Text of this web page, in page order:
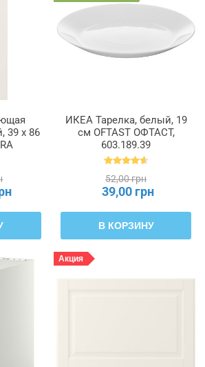
39 х 86
ИКЕА Тарелка, белый, 19
см OFTAST ОФТАСТ,
603.189.39
52,00 грн
39,00 грн
В КОРЗИНУ
Акция